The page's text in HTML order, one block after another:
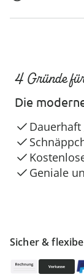
Sicher &
4 Gründe
Die
Geniale